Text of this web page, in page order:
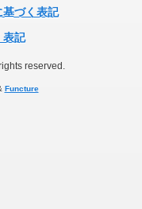
基づく表記
表記
reserved.
Functure